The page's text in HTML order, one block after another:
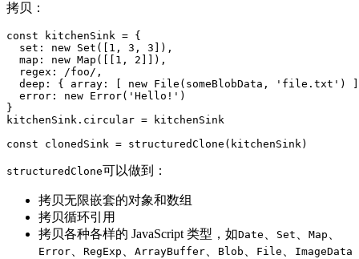
拷贝：
const kitchenSink = {
  set: new Set([1, 3, 3]),
  map: new Map([[1, 2]]),
  regex: /foo/,
deep: { array: [ new File(someBlobData, 'file.txt')
  error: new Error('Hello!')
}
kitchenSink.circular = kitchenSink
const clonedSink = structuredClone(kitchenSink)
structuredClone可以做到：
拷贝无限嵌套的对象和数组
拷贝循环引用
拷贝各种各样的 JavaScript 类型，如Date Set Map
Error RegExp ArrayBuffer Blob File ImageData